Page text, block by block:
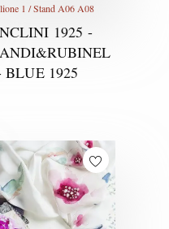
1 / Stand A06 A08
1925 -
1925